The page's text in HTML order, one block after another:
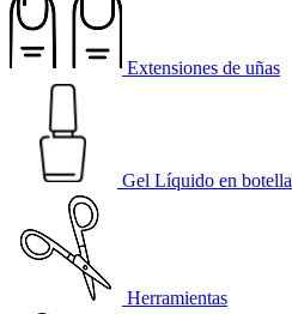
Extensiones de uñas
Gel Líquido en botella
Herramientas